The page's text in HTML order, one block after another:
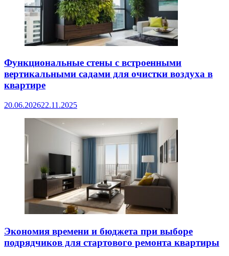
Функциональные стены с встроенными
вертикальными садами для очистки воздуха в
квартире
20.06.202622.11.2025
Экономия времени и бюджета при выборе
подрядчиков для стартового ремонта квартиры